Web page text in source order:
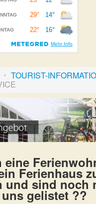
• TOURIST-
eine
Ferienhaus
und sind noch
gelistet ??